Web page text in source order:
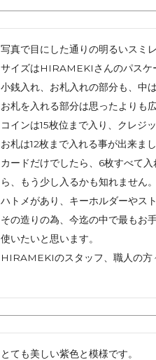
写真で目にした通りの明るいスミレ
サイズはHIRAMEKIさんのパスケ
小銭入れ、お札入れの部分も、中
お札を入れる部分は思ったよりも
コインは15枚位まで入り、クレジ
お札は12枚まで入れる事が出来まし
カードだけでしたら、6枚すべて
ら、もう少し入るかも知れません。
ハトメがあり、キーホルダーやス
その造りの為、今迄の中で最もお
使いたいと思います。
HIRAMEKIのスタッフ、職人の方
とても美しい紫色と模様です。